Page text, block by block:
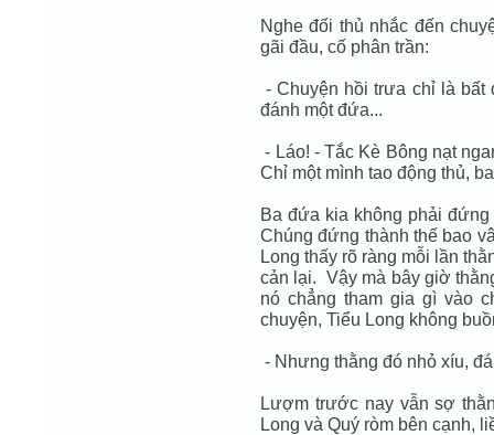
Nghe đối thủ nhắc đến
gãi đầu, cố phân trần:
- Chuyện hồi trưa chỉ là
đánh một đứa...
- Láo! - Tắc Kè Bông nạt
Chỉ một mình tao động thủ,
Ba đứa kia không phải
Chúng đứng thành thế bao
Long thấy rõ ràng mỗi lần
cản lại. Vậy mà bây giờ
nó chẳng tham gia gì vào
chuyện, Tiểu Long không
- Nhưng thằng đó nhỏ xíu,
Lượm trước nay vẫn sợ
Long và Quý ròm bên cạnh,